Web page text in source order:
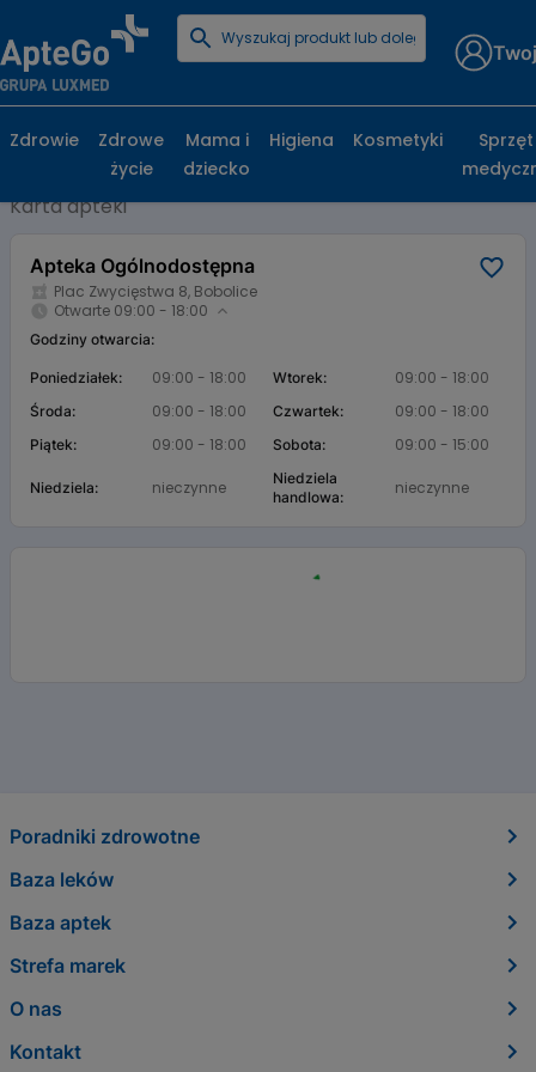
Strona główna
Apteka Ogólnodostępna, Plac Zwycięstwa
8, Bobolice
Karta apteki
Apteka Ogólnodostępna
Plac Zwycięstwa 8, Bobolice
Otwarte 09:00 - 18:00
Godziny otwarcia:
Poniedziałek: 09:00 - 18:00 Wtorek: 09:00 - 18:00
Środa: 09:00 - 18:00 Czwartek: 09:00 - 18:00
Piątek: 09:00 - 18:00 Sobota: 09:00 - 15:00
Niedziela: nieczynne
Niedziela
handlowa:
nieczynne
Zdrowie
Zdrowe
życie
Mama i
dziecko
Higiena Kosmetyki
Sprzęt
Poradniki zdrowotne
Baza leków
Baza aptek
Strefa marek
O nas
Kontakt